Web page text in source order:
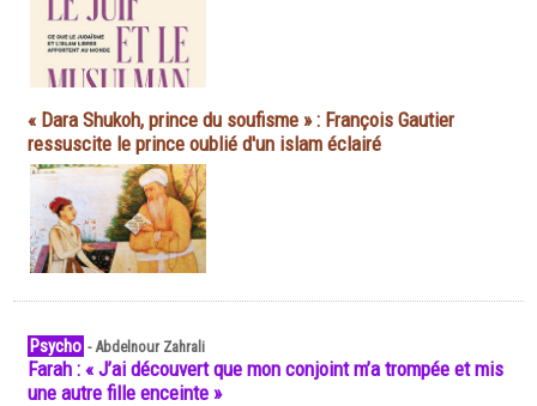
« Dara Shukoh, prince du soufisme » : François Gautier
ressuscite le prince oublié d'un islam éclairé
Psycho -Abdelnour Zahrali
Farah : « J’ai découvert que mon conjoint m’a trompée et mis
une autre fille enceinte »